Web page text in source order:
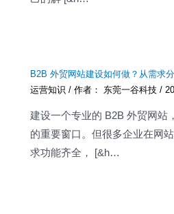
B2B 外贸网站建设如何做？从需求
运营知识 / 作者： 东莞一谷科技/
建设一个专业的 B2B 外贸网站
的重要窗口。但很多企业在网
求功能齐全， [&h…